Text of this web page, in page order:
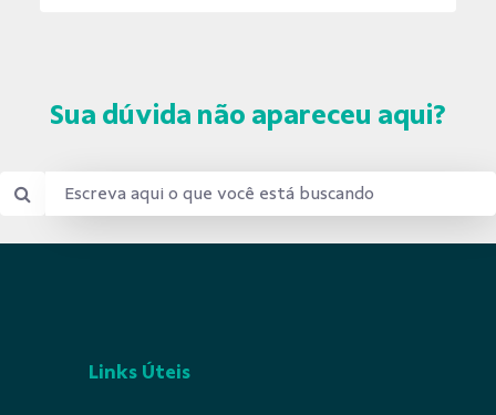
Sua dúvida não apareceu aqui?
Links Úteis